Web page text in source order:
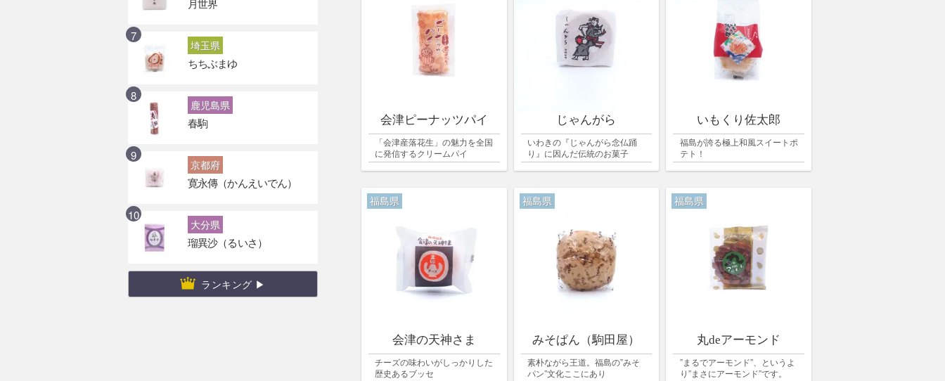
月世界
埼玉県
ちちぶまゆ
鹿児島県
春駒
京都府
寛永傳（かんえいでん）
大分県
瑠異沙（るいさ）
ランキング ▶
会津ピーナッツパイ
「会津産落花生」の魅力を全国
に発信するクリームパイ
じゃんがら
いわきの『じゃんがら念仏踊
り』に因んだ伝統のお菓子
いもくり佐太郎
福島が誇る極上和風スイートポ
テト！
福島県
会津の天神さま
チーズの味わいがしっかりした
歴史あるブッセ
福島県
みそぱん（駒田屋）
素朴ながら王道。福島の”みそ
パン”文化ここにあり
福島県
丸deアーモンド
”まるでアーモンド”、というよ
り”まさにアーモンド”です。